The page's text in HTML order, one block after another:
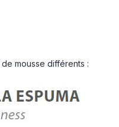
mousse différents :